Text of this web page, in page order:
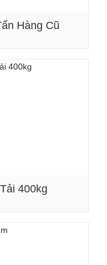
Hàng Cũ
400kg